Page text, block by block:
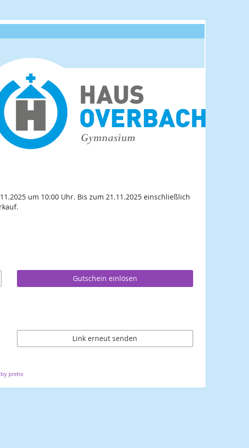
um 10:00 Uhr. Bis zum 21.11.2025 einschließlich
Gutschein einlösen
Link erneut senden
pretix